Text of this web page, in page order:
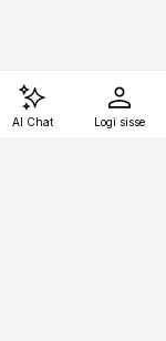
AI Chat Logi sisse